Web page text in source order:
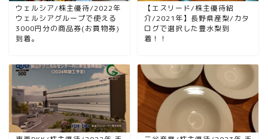
ウェルシア/株主優待/2022年
ウェルシアグループで使える
3000円分の商品券(お買物券)
到着。
【エスリード/株主優待紹
介/2021年】長野県産梨/カタ
ログで選択した豊水梨到
着！！